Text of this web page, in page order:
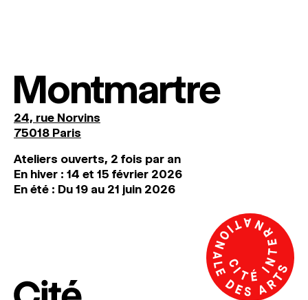
Montmartre
24, rue Norvins
75018 Paris
Ateliers ouverts, 2 fois par an
En hiver : 14 et 15 février 2026
En été : Du 19 au 21 juin 2026